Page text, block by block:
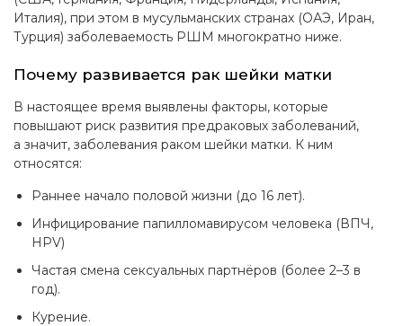
Италия), при этом в мусульманских странах (ОАЭ, Иран,
Турция) заболеваемость РШМ многократно ниже.
Почему развивается рак шейки матки
В настоящее время выявлены факторы, которые
повышают риск развития предраковых заболеваний,
а значит, заболевания раком шейки матки. К ним
относятся:
Раннее начало половой жизни (до 16 лет).
Инфицирование папилломавирусом человека (ВПЧ,
HPV)
Частая смена сексуальных партнёров (более 2–3 в
год).
Курение.